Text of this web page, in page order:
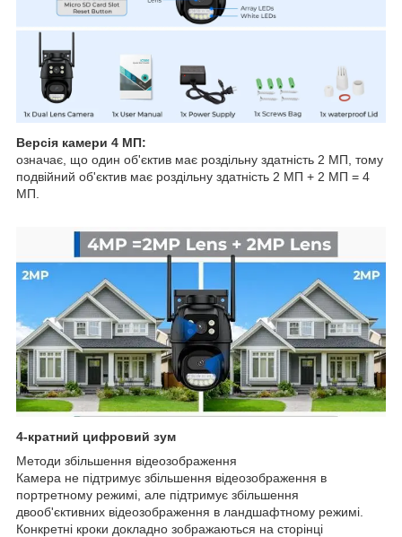
Версія камери 4 МП:
означає, що один об'єктив має роздільну здатність 2 МП, тому
подвійний об'єктив має роздільну здатність 2 МП + 2 МП = 4
МП.
4-кратний цифровий зум
Методи збільшення відеозображення
Камера не підтримує збільшення відеозображення в
портретному режимі, але підтримує збільшення
двооб'єктивних відеозображення в ландшафтному режимі.
Конкретні кроки докладно зображаються на сторінці